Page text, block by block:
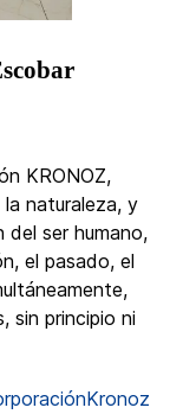
KRONOZ,
naturaleza, y
del ser humano,
el pasado, el
sin principio ni